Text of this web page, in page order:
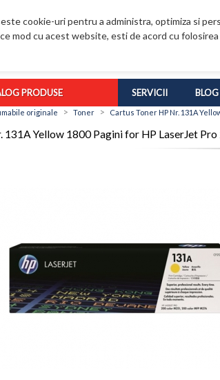
cookie-uri pentru a administra, optimiza si
mod cu acest website, esti de acord cu
PRODUSE SERVICII BLOG
originale > Toner > Cartus Toner HP Nr. 131A
131A Yellow 1800 Pagini for HP LaserJet